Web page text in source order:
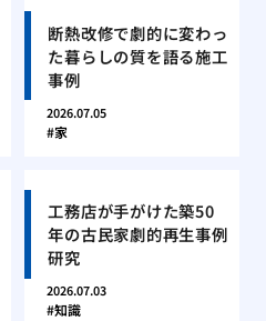
断熱改修で劇的に変わっ
た暮らしの質を語る施工
事例
2026.07.05
家
工務店が手がけた築50
年の古民家劇的再生事例
研究
2026.07.03
知識